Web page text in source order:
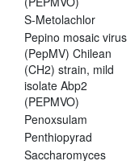
S-Metolachlor
Pepino mosaic virus
(PepMV) Chilean
(CH2) strain, mild
isolate Abp2
(PEPMVO)
Penoxsulam
Penthiopyrad
Saccharomyces